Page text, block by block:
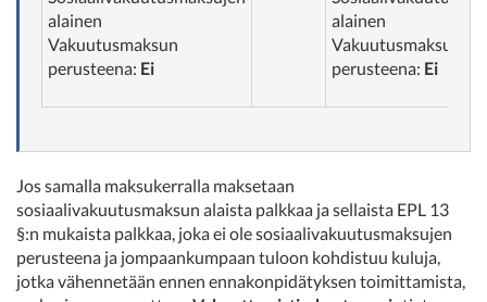
alainen
Vakuutusmaksun
perusteena: Ei
alainen
Vakuutusmaksun
perusteena: Ei
Jos samalla maksukerralla maksetaan
sosiaalivakuutusmaksun alaista palkkaa ja sellaista EPL 13
§:n mukaista palkkaa, joka ei ole sosiaalivakuutusmaksujen
perusteena ja jompaankumpaan tuloon kohdistuu kuluja,
jotka vähennetään ennen ennakonpidätyksen toimittamista,